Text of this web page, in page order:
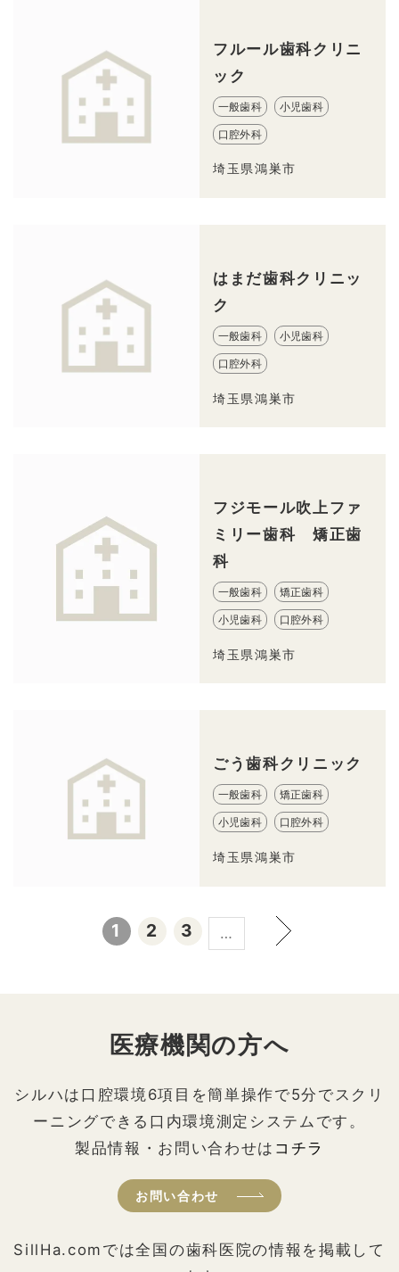
フルール歯科クリニ
ック
一般歯科 小児歯科
口腔外科
埼玉県鴻巣市
はまだ歯科クリニッ
ク
一般歯科 小児歯科
口腔外科
埼玉県鴻巣市
フジモール吹上ファ
ミリー歯科 矯正歯
科
一般歯科 矯正歯科
小児歯科 口腔外科
埼玉県鴻巣市
ごう歯科クリニック
一般歯科 矯正歯科
小児歯科 口腔外科
埼玉県鴻巣市
1 2 3 …
医療機関の方へ
シルハは口腔環境6項目を簡単操作で5分でスクリ
ーニングできる口内環境測定システムです。
製品情報・お問い合わせは コチラ
お問い合わせ
SillHa.comでは全国の歯科医院の情報を掲載して